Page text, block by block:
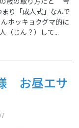
り「成人式」なんで
ホッキョクグマ的に
（じん？）して...
お昼エサ